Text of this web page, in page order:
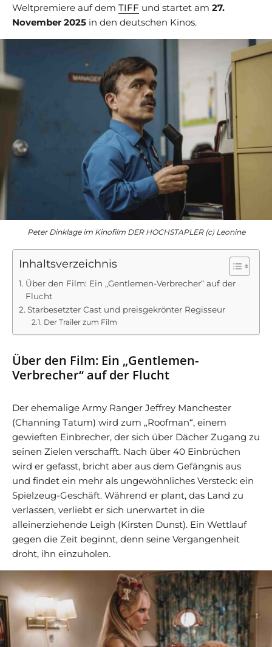
Weltpremiere auf dem TIFF und startet am 27.
November 2025 in den deutschen Kinos.
Peter Dinklage im Kinofilm DER HOCHSTAPLER (c) Leonine
Inhaltsverzeichnis
Über den Film: Ein „Gentlemen-Verbrecher“ auf der
Flucht
Starbesetzter Cast und preisgekrönter Regisseur
Der Trailer zum Film
Über den Film: Ein „Gentlemen-
Verbrecher“ auf der Flucht
Der ehemalige Army Ranger Jeffrey Manchester
(Channing Tatum) wird zum „Roofman“, einem
gewieften Einbrecher, der sich über Dächer Zugang zu
seinen Zielen verschafft. Nach über 40 Einbrüchen
wird er gefasst, bricht aber aus dem Gefängnis aus
und findet ein mehr als ungewöhnliches Versteck: ein
Spielzeug-Geschäft. Während er plant, das Land zu
verlassen, verliebt er sich unerwartet in die
alleinerziehende Leigh (Kirsten Dunst). Ein Wettlauf
gegen die Zeit beginnt, denn seine Vergangenheit
droht, ihn einzuholen.